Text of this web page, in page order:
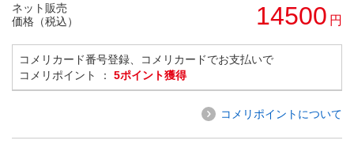
ネット販売
価格（税込）
14500 円
コメリカード番号登録、コメリカードでお支払いで
コメリポイント ： 5ポイント獲得
コメリポイントについて